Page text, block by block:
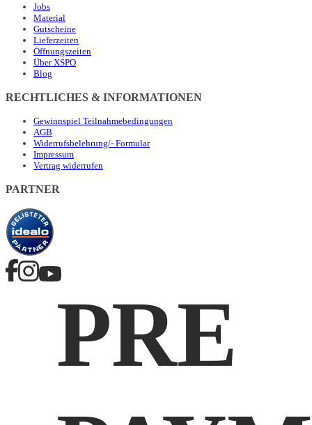
Jobs
Material
Gutscheine
Lieferzeiten
Öffnungszeiten
Über XSPO
Blog
RECHTLICHES & INFORMATIONEN
Gewinnspiel Teilnahmebedingungen
AGB
Widerrufsbelehrung/- Formular
Impressum
Vertrag widerrufen
PARTNER